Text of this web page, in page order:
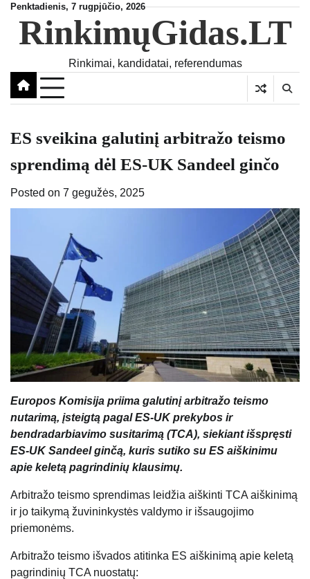
Skip
content
Penktadienis, 7 rugpjūčio, 2026
RinkimųGidas.LT
Rinkimai, kandidatai, referendumas
ES sveikina galutinį arbitražo teismo
sprendimą dėl ES-UK Sandeel ginčo
Posted on 7 gegužės, 2025
Europos Komisija priima galutinį arbitražo teismo
nutarimą, įsteigtą pagal ES-UK prekybos ir
bendradarbiavimo susitarimą (TCA), siekiant išspręsti
ES-UK Sandeel ginčą, kuris sutiko su ES aiškinimu
apie keletą pagrindinių klausimų.
Arbitražo teismo sprendimas leidžia aiškinti TCA aiškinimą
ir jo taikymą žuvininkystės valdymo ir išsaugojimo
priemonėms.
Arbitražo teismo išvados atitinka ES aiškinimą apie keletą
pagrindinių TCA nuostatų: